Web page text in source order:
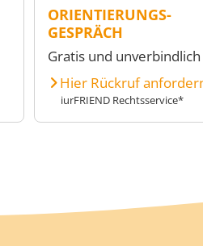
ORIENTIERUNGS-
GESPRÄCH
Gratis und unverbindlich
Hier Rückruf
iurFRIEND Rechtsservice*